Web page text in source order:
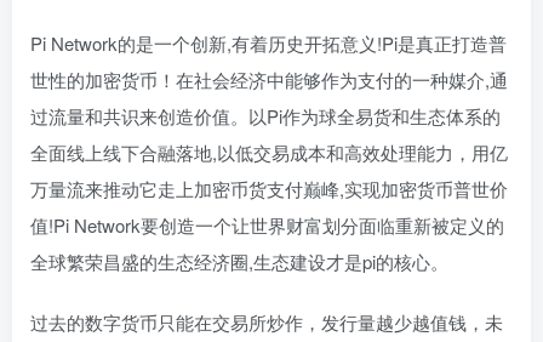
Pi Network的是一个创新,有着历史开拓意义!Pi是真正打造普
世性的加密货币！在社会经济中能够作为支付的一种媒介,通
过流量和共识来创造价值。以Pi作为球全易货和生态体系的
全面线上线下合融落地,以低交易成本和高效处理能力，用亿
万量流来推动它走上加密币货支付巅峰,实现加密货币普世价
值!Pi Network要创造一个让世界财富划分面临重新被定义的
全球繁荣昌盛的生态经济圈,生态建设才是pi的核心。
过去的数字货币只能在交易所炒作，发行量越少越值钱，未